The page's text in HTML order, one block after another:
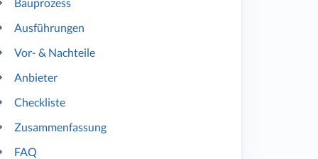
Ausführungen
Vor- & Nachteile
Anbieter
Checkliste
Zusammenfassung
FAQ